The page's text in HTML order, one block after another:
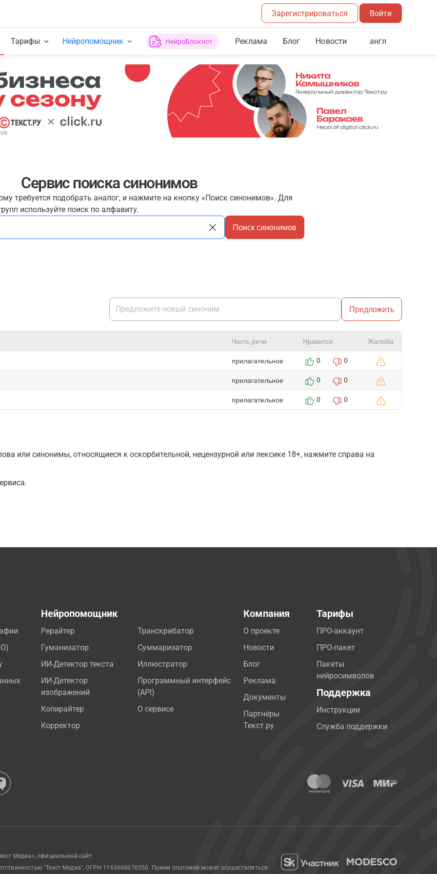
Зарегистрироваться Войти
Тарифы Нейропомощник НейроБлокнот Реклама Блог Новости англ
Сервис поиска синонимов
требуется подобрать аналог, и нажмите на кнопку «Поиск синонимов». Для
используйте поиск по алфавиту.
Поиск синонимов
Предложить
Часть речи Нравится
Жалоба
прилагательное
0 0
прилагательное 0 0
прилагательное 0 0
или синонимы, относящиеся к оскорбительной, нецензурной или лексике 18+, нажмите справа на
Нейропомощник
Рерайтер
Гуманизатор
ИИ-Детектор текста
ИИ-Детектор
изображений
Копирайтер
Корректор
Транскрибатор
Суммаризатор
Иллюстратор
Программный интерфейс
(API)
О сервисе
Компания
О проекте
Новости
Блог
Реклама
Документы
Партнёры
Текст.ру
Тарифы
ПРО-аккаунт
ПРО-пакет
Пакеты
нейросимволов
Поддержка
Инструкции
Служба поддержки
Медиа», официальный сайт.
"Текст Медиа", ОГРН 1163668076550. Прием платежей может осуществляться